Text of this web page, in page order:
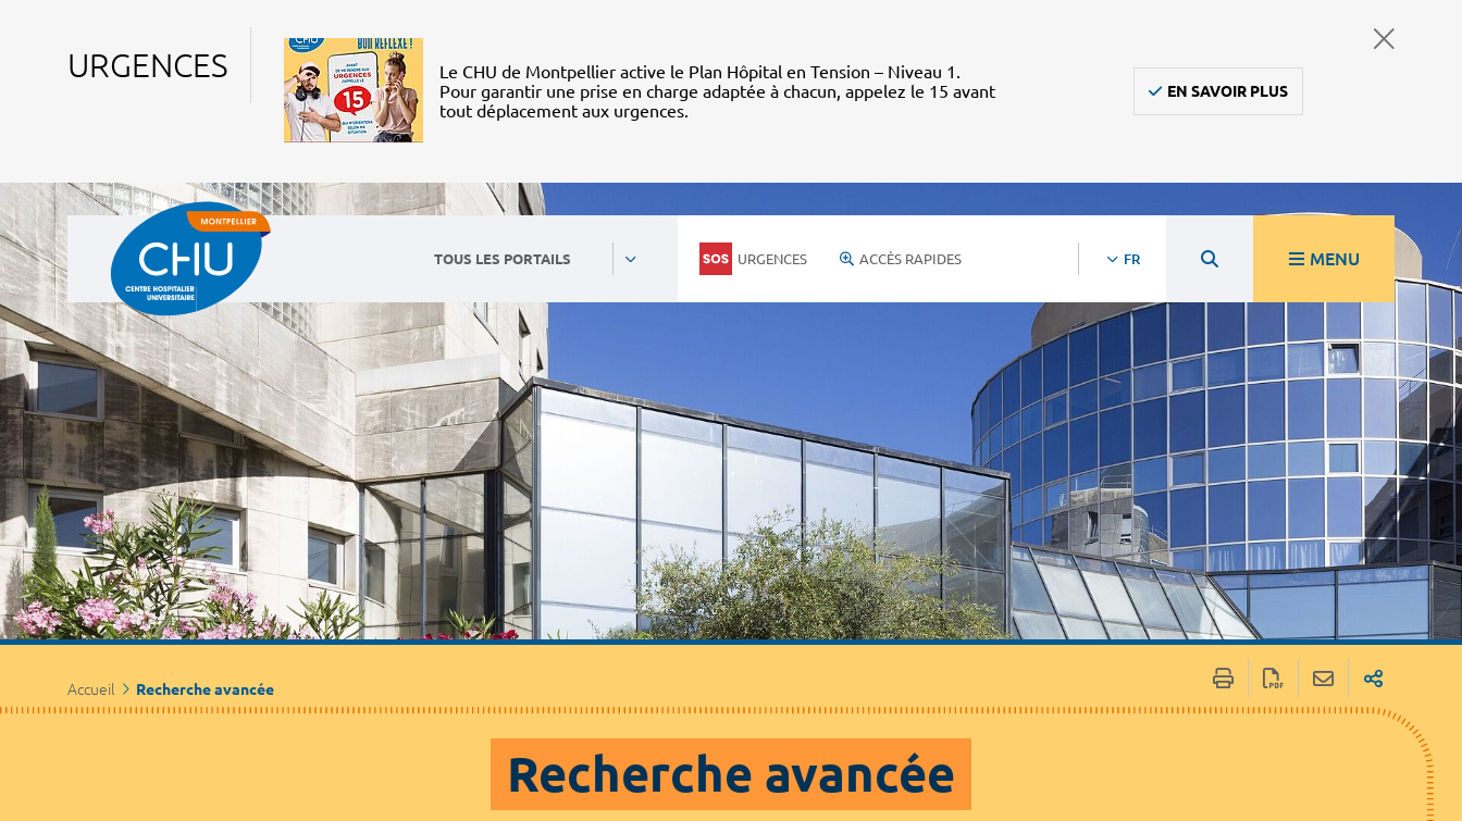
URGENCES
Le CHU de Montpellier active le Plan Hôpital en Tension – Niveau 1.
Pour garantir une prise en charge adaptée à chacun, appelez le 15 avant
tout déplacement aux urgences.
EN SAVOIR PLUS
TOUS LES PORTAILS URGENCES ACCÈS RAPIDES FR MENU
Accueil Recherche avancée
Recherche avancée